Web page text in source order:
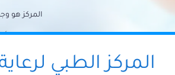
المركز هو
احتياجات
وتضمن لك المركز الطبي